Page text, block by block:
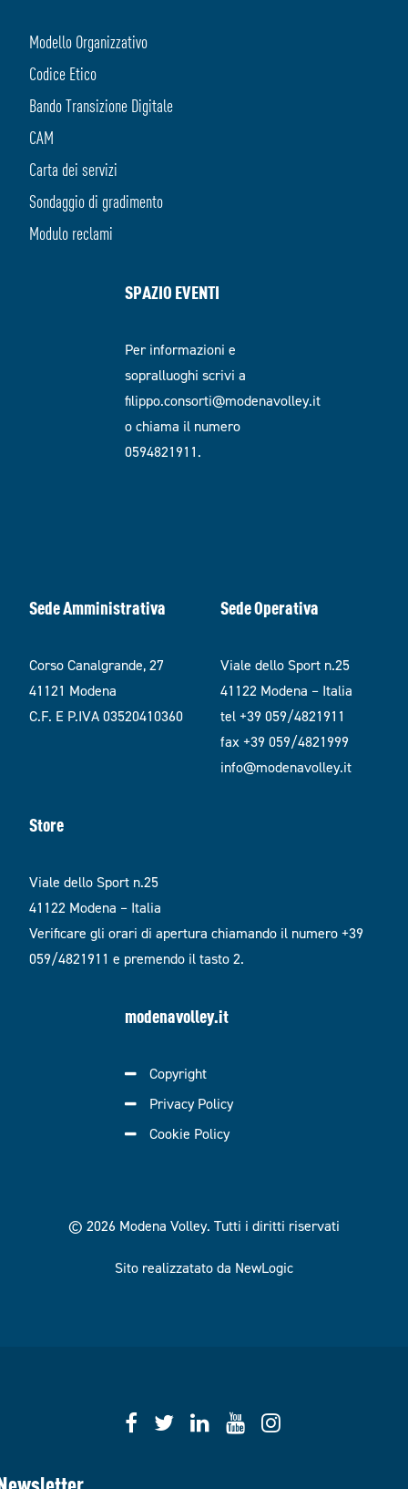
Modello Organizzativo
Codice Etico
Bando Transizione Digitale
CAM
Carta dei servizi
Sondaggio di gradimento
Modulo reclami
SPAZIO EVENTI
Per informazioni e
sopralluoghi scrivi a
filippo.consorti@modenavolley.it
o chiama il numero
0594821911.
Sede Amministrativa
Corso Canalgrande, 27
41121 Modena
C.F. E P.IVA 03520410360
Sede Operativa
Viale dello Sport n.25
41122 Modena – Italia
tel +39 059/4821911
fax +39 059/4821999
info@modenavolley.it
Store
Viale dello Sport n.25
41122 Modena – Italia
Verificare gli orari di apertura chiamando il numero +39
059/4821911 e premendo il tasto 2.
modenavolley.it
Copyright
Privacy Policy
Cookie Policy
© 2026 Modena Volley. Tutti i diritti riservati
Sito realizzatato da NewLogic